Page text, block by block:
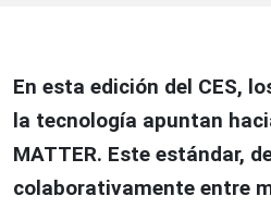
En esta edición del CES,
la tecnología apuntan
MATTER. Este estándar,
colaborativamente entre